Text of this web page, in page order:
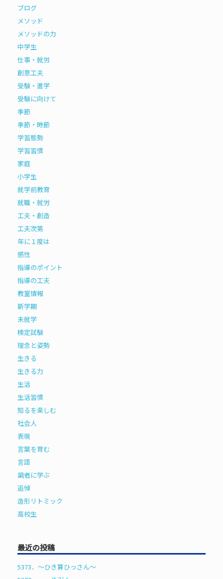
ブログ
メソッド
メソッドの力
中学生
仕事・就労
創意工夫
受験・進学
受験に向けて
季節
季節・時節
学習態勢
学習習慣
家庭
小学生
就学前教育
就職・就労
工夫・創造
工夫次第
年に１度は
感性
指導のポイント
指導の工夫
教室情報
新学期
未就学
検定試験
理念と姿勢
生きる
生きる力
生活
生活習慣
知るを楽しむ
社会人
表現
言葉を育む
言語
識者に学ぶ
追悼
造形リトミック
高校生
最近の投稿
5373．～ひき算ひっさん〜